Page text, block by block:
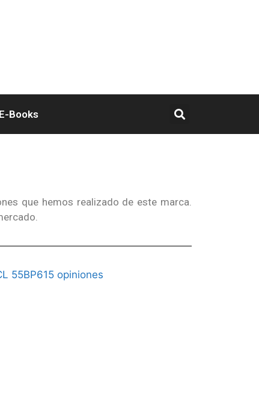
E-Books
que hemos realizado de este marca.